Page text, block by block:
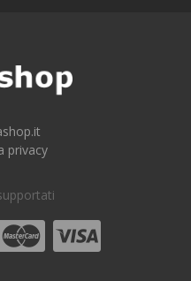
privacy